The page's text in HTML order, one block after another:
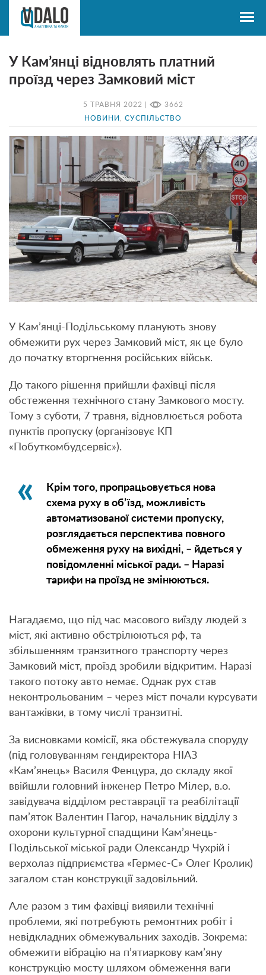
5 ТРАВНЯ 2022 | 3662
НОВИНИ СУСПІЛЬСТВО
У Кам’янці відновлять платний
проїзд через Замковий міст
У Кам’янці-Подільському планують знову
обмежити рух через Замковий міст, як це було
до початку вторгнення російських військ.
До такого рішення прийшли фахівці після
обстеження технічного стану Замкового мосту.
Тому з суботи, 7 травня, відновлюється робота
пунктів пропуску (організовує КП
«Побуткомбудсервіс»).
Крім того, пропрацьовується нова
схема руху в об’їзд, можливість
автоматизованої системи пропуску,
розглядається перспектива повного
обмеження руху на вихідні, – йдеться у
повідомленні міської ради. – Наразі
тарифи на проїзд не змінюються.
Нагадаємо, що під час масового виїзду людей з
міст, які активно обстрілюються рф, та
збільшенням транзитного транспорту через
Замковий міст, проїзд зробили відкритим. Наразі
такого потоку авто немає. Однак рух став
неконтрольованим – через міст почали курсувати
вантажівки, в тому числі транзитні.
За висновками комісії, яка обстежувала споруду
(під головуванням гендиректора НІАЗ
«Кам’янець» Василя Фенцура, до складу якої
ввійшли головний інженер Петро Мілер, в.о.
завідувача відділом реставрації та реабілітації
пам’яток Валентин Пагор, начальник відділу з
охорони культурної спадщини Кам’янець-
Подільської міської ради Олександр Чухрій і
верхолаз підприємства «Гермес-С» Олег Кролик)
загалом стан конструкції задовільний.
Але разом з тим фахівці виявили технічні
проблеми, які потребують ремонтних робіт і
невідкладних обмежувальних заходів. Зокрема:
обмежити вібрацію на п’ятиаркову кам’яну
конструкцію мосту шляхом обмеження ваги